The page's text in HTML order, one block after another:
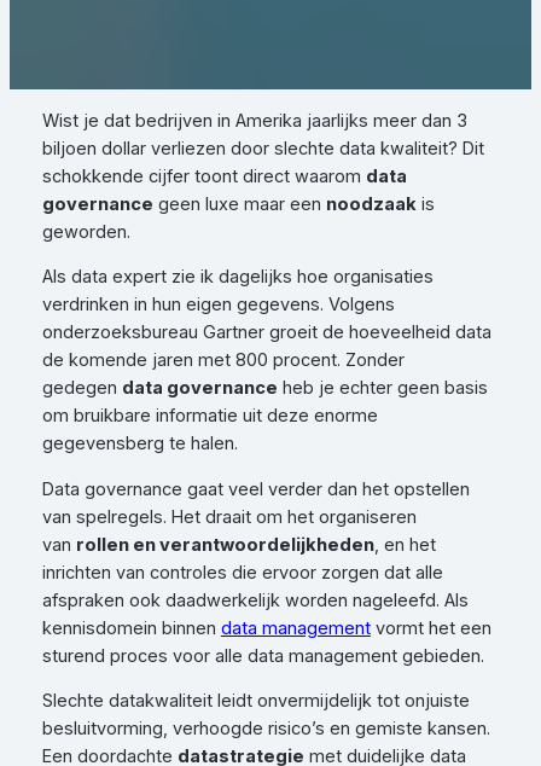
Wist je dat bedrijven in Amerika jaarlijks meer dan 3
biljoen dollar verliezen door slechte data kwaliteit? Dit
schokkende cijfer toont direct waarom data
governance geen luxe maar een noodzaak is
geworden.
Als data expert zie ik dagelijks hoe organisaties
verdrinken in hun eigen gegevens. Volgens
onderzoeksbureau Gartner groeit de hoeveelheid data
de komende jaren met 800 procent. Zonder
gedegen data governance heb je echter geen basis
om bruikbare informatie uit deze enorme
gegevensberg te halen.
Data governance gaat veel verder dan het opstellen
van spelregels. Het draait om het organiseren
van rollen en verantwoordelijkheden, en het
inrichten van controles die ervoor zorgen dat alle
afspraken ook daadwerkelijk worden nageleefd. Als
kennisdomein binnen data managementvormt het een
sturend proces voor alle data management gebieden.
Slechte datakwaliteit leidt onvermijdelijk tot onjuiste
besluitvorming, verhoogde risico’s en gemiste kansen.
Een doordachte datastrategie met duidelijke data